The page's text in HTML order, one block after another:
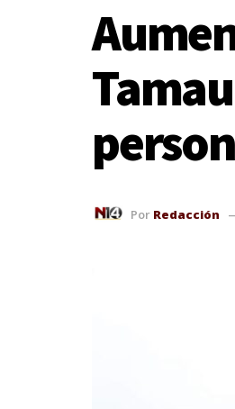
Por Redacción